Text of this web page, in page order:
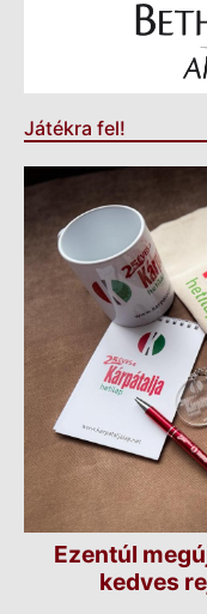
Játékra fel!
Ezentúl
kedves